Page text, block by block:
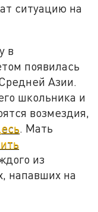
ситуацию на
в
появилась
Азии.
школьника и
возмездия,
. Мать
из
напавших на